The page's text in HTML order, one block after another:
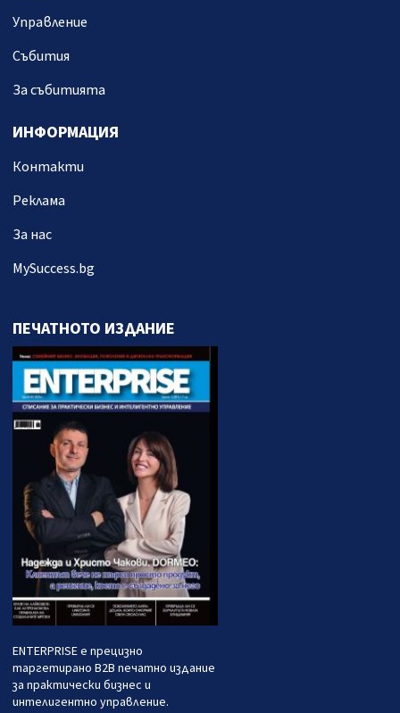
Управление
Събития
За събитията
ИНФОРМАЦИЯ
Контакти
Реклама
За нас
MySuccess.bg
ПЕЧАТНОТО ИЗДАНИЕ
ENTERPRISE е прецизно
таргетирано B2B печатно издание
за практически бизнес и
интелигентно управление.